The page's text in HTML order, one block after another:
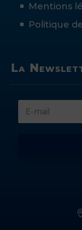
Mentions
Politique
La